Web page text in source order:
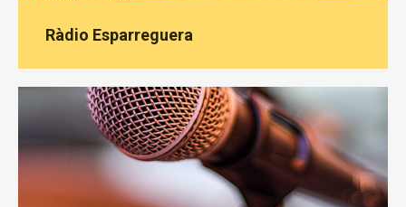
Ràdio Esparreguera